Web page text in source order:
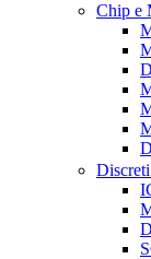
Chip e
Discreti